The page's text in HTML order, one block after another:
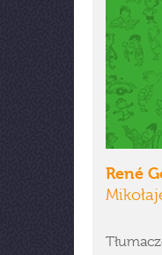
René